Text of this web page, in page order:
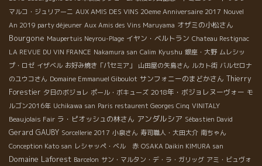
マルコ・ジュリアーニ AUX AMIS DES VINS 20eme Anniversaire 2017 Nouvel
An 2019 party déjeuner Aux Amis des Vins Maruyama オザミの小松さん
Bourgone Maupertuis Neyrou-Plage イヤン・ベルトラン Chateau Restignac
LA REVUE DU VIN FRANCE Nakamura san Calim Kyushu 銀座・大野 ムレシッ
プ・ロゼ イザベル お好み焼き「パセミア」 山田屋の矢島さん ルカト街 バルセロナ
のユウコさん Domaine Emmanuel Giboulot サンフォニーのまどかさん Thierry
Forestier 夕日のボジョレ ポール・ボキューズ 2018年・ボジョレヌーヴォー モ
ルゴン2016年 Uchikawa san Paris restaurent Georges Cinq VINITALY
Beaujolais Fair ラ・ピオッシュの林さん アンダルシア Sébastien David
Gerard GAUBY Sorcellerie 2017 小泉さん 寿司職人・大田大介 南ちゃん
Conception Kato san レシャッペ・ベル 赤 OSAKA Daikin KIMURA san
Domaine Laforest Barcelon サン・マルタン・デ・ラ・ガリッグ アミ・ビュヴォ